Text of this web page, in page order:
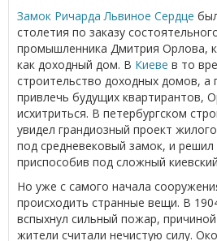
Замок Ричарда Львиное Сердце
столетия по заказу
промышленника Дмитрия Орлова,
как доходный дом. В Киеве в то
строительство доходных домов, а
привлечь будущих квартирантов,
исхитриться. В петербургском
увидел грандиозный проект
под средневековый замок, и
приспособив под сложный
Но уже с самого начала
происходить странные вещи. В
вспыхнул сильный пожар,
жители считали нечистую силу.